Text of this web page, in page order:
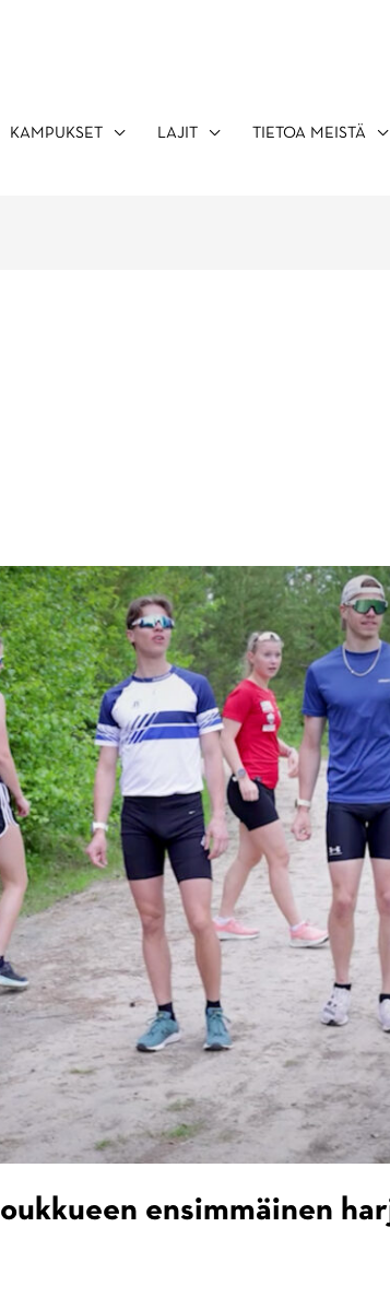
KAMPUKSET LAJIT TIETOA MEISTÄ
ensimmäinen